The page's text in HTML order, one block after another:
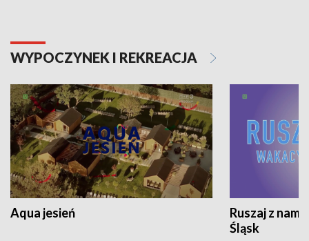
WYPOCZYNEK I REKREACJA
Aqua jesień
Ruszaj z
Śląsk